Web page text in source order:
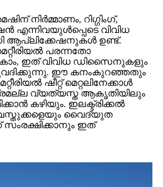
നിർമ്മാണം, റിഗ്ഗിംഗ്,
എന്നിവയുൾപ്പെടെ വിവിധ
ആപ്ലിക്കേഷനുകൾ ഉണ്ട്.
പരന്നതോ
ഇത് വിവിധ ഡിസൈനുകളും
ഈ കനംകുറഞ്ഞതും
ഷീറ്റ് മെറ്റലിനേക്കാൾ
വ്യത്യസ്ത ആകൃതിയിലും
കഴിയും. ഇലക്ട്രിക്കൽ
വസ്തുക്കളെയും വൈദ്യുത
സംരക്ഷിക്കാനും ഇത്